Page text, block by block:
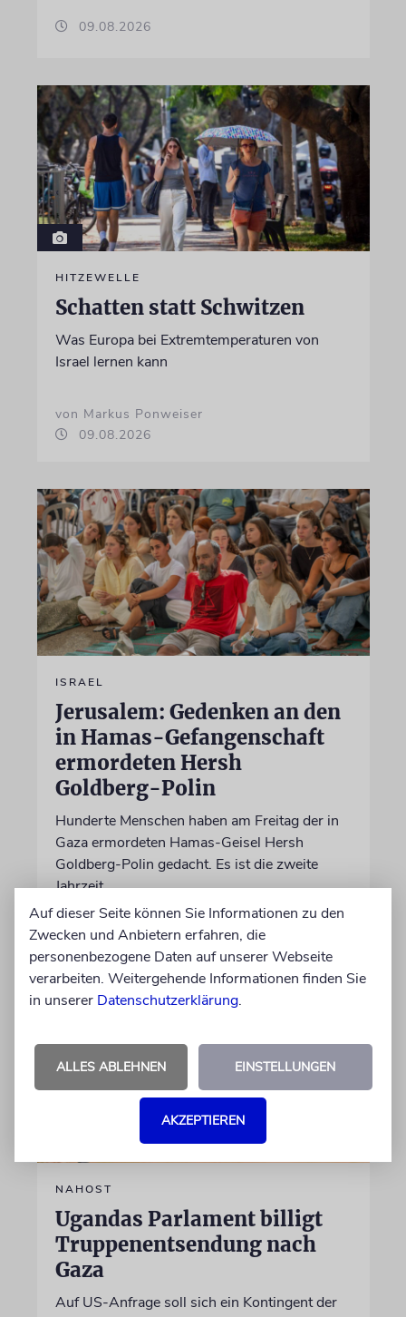
09.08.2026
HITZEWELLE
Schatten statt Schwitzen
Was Europa bei Extremtemperaturen von
Israel lernen kann
von Markus Ponweiser
09.08.2026
ISRAEL
Jerusalem: Gedenken an den
in Hamas-Gefangenschaft
ermordeten Hersh
Goldberg-Polin
Hunderte Menschen haben am Freitag der in
Gaza ermordeten Hamas-Geisel Hersh
Goldberg-Polin gedacht. Es ist die zweite
Jahrzeit
09.08.2026
NAHOST
Ugandas Parlament billigt
Truppenentsendung nach
Gaza
Auf US-Anfrage soll sich ein Kontingent der
Auf dieser Seite können Sie Informationen zu den
Zwecken und Anbietern erfahren, die
personenbezogene Daten auf unserer Webseite
verarbeiten. Weitergehende Informationen finden Sie
in unserer Datenschutzerklärung.
ALLES ABLEHNEN EINSTELLUNGEN
AKZEPTIEREN